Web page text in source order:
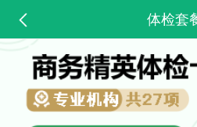
体检套